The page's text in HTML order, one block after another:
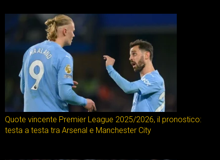
Quote vincente Premier League 2025/2026, il pronostico:
testa a testa tra Arsenal e Manchester City